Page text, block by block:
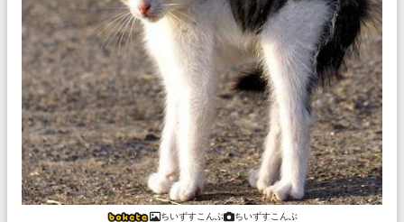
ちいずすこんぶ ちいずすこんぶ